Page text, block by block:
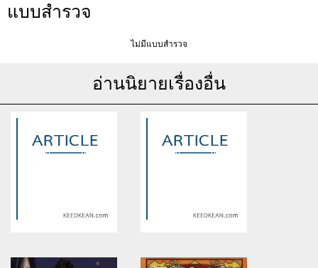
แบบสำรวจ
ไม่มีแบบสำรวจ
อ่านนิยายเรื่องอื่น
Warning: Use of undefined
Warning: Use of undefined